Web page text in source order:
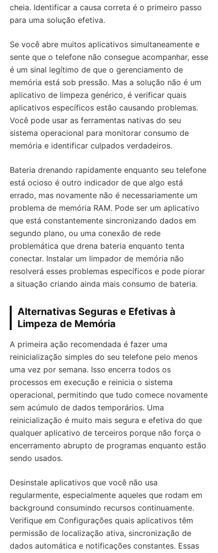
cheia. Identificar a causa correta é o primeiro passo
para uma solução efetiva.
Se você abre muitos aplicativos simultaneamente e
sente que o telefone não consegue acompanhar, esse
é um sinal legítimo de que o gerenciamento de
memória está sob pressão. Mas a solução não é um
aplicativo de limpeza genérico, é verificar quais
aplicativos específicos estão causando problemas.
Você pode usar as ferramentas nativas do seu
sistema operacional para monitorar consumo de
memória e identificar culpados verdadeiros.
Bateria drenando rapidamente enquanto seu telefone
está ocioso é outro indicador de que algo está
errado, mas novamente não é necessariamente um
problema de memória RAM. Pode ser um aplicativo
que está constantemente sincronizando dados em
segundo plano, ou uma conexão de rede
problemática que drena bateria enquanto tenta
conectar. Instalar um limpador de memória não
resolverá esses problemas específicos e pode piorar
a situação criando ainda mais consumo de bateria.
Alternativas Seguras e Efetivas à
Limpeza de Memória
A primeira ação recomendada é fazer uma
reinicialização simples do seu telefone pelo menos
uma vez por semana. Isso encerra todos os
processos em execução e reinicia o sistema
operacional, permitindo que tudo comece novamente
sem acúmulo de dados temporários. Uma
reinicialização é muito mais segura e efetiva do que
qualquer aplicativo de terceiros porque não força o
encerramento abrupto de programas enquanto estão
sendo usados.
Desinstale aplicativos que você não usa
regularmente, especialmente aqueles que rodam em
background consumindo recursos continuamente.
Verifique em Configurações quais aplicativos têm
permissão de localização ativa, sincronização de
dados automática e notificações constantes. Essas